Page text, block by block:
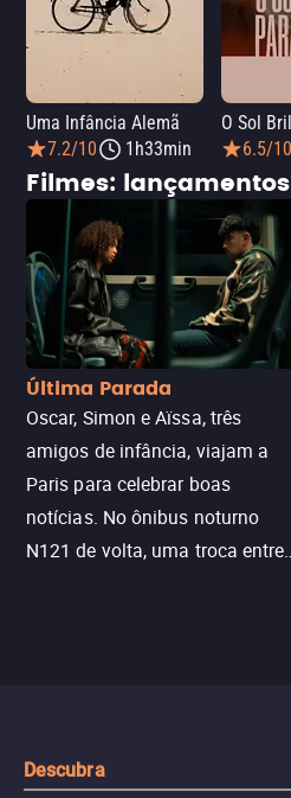
Uma Infância Alemã
7.2/10
1h33min
6.5/10
Filmes:
Última Parada
Oscar, Simon e Aïssa, três
amigos de infância, viajam a
Paris para celebrar boas
notícias. No ônibus noturno
N121 de volta, uma troca entre
Descubra